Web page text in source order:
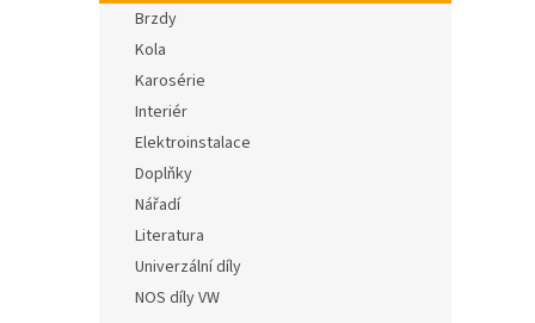
n
Brzdy
Kola
Karosérie
Interiér
Elektroinstalace
Doplňky
Nářadí
Literatura
Univerzální díly
NOS díly VW